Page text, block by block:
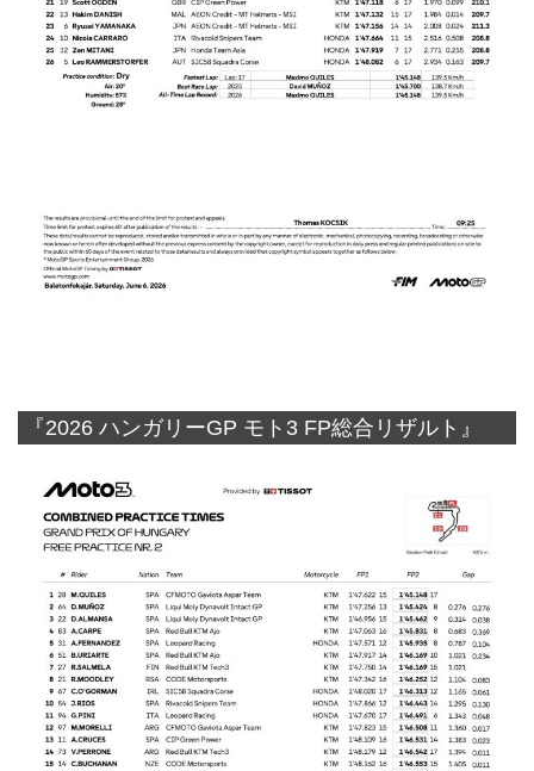
『2026 ハンガリーGP モト3 FP総合リザルト』